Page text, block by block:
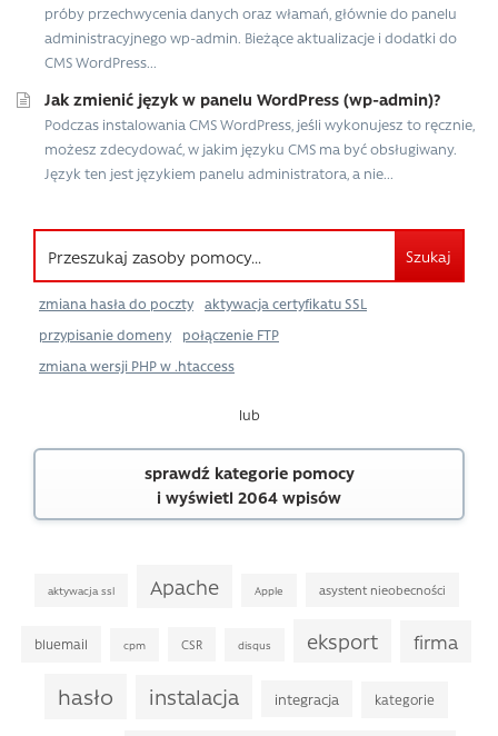
próby przechwycenia danych oraz włamań, głównie do panelu
administracyjnego wp-admin. Bieżące aktualizacje i dodatki do
CMS WordPress...
Jak zmienić język w panelu WordPress (wp-admin)?
Podczas instalowania CMS WordPress, jeśli wykonujesz to ręcznie,
możesz zdecydować, w jakim języku CMS ma być obsługiwany.
Język ten jest językiem panelu administratora, a nie...
Szukaj
zmiana hasła do poczty
aktywacja certyfikatu SSL
przypisanie domeny
połączenie FTP
zmiana wersji PHP w .htaccess
lub
sprawdź kategorie pomocy
i wyświetl 2064 wpisów
aktywacja ssl Apache Apple asystent nieobecności
bluemail cpm CSR disqus eksport firma
hasło instalacja integracja kategorie